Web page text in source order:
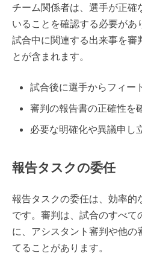
チーム関係者は、選手が正確
いることを確認する必要が
試合中に関連する出来事を審
とが含まれます。
試合後に選手からフィー
審判の報告書の正確性を
必要な明確化や異議申し
報告タスクの委任
報告タスクの委任は、効率的
です。審判は、試合のすべて
に、アシスタント審判や他の
てることがあります。